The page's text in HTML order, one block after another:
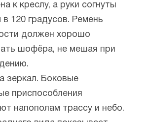
к креслу, а руки согнуты
в 120 градусов. Ремень
должен хорошо
шофёра, не мешая при
зеркал. Боковые
приспособления
напополам трассу и небо.